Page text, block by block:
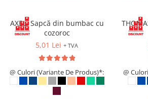
Veste reflectorizante (HI-VIS)
Tricouri si bluze reflectorizante (HI-
Fesuri, capisoane si sepci
reflectorizante (HI-VIS)
AXEL, Sapcă din bumbac cu
cozoroc
5,01 Lei + TVA
@ Culori (Variante De Produs)*: @